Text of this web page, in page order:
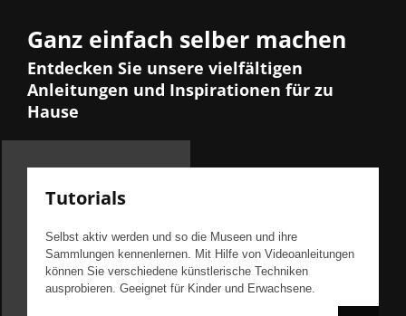
Ganz einfach selber machen
Entdecken Sie unsere vielfältigen
Anleitungen und Inspirationen für zu
Hause
Tutorials
Selbst aktiv werden und so die Museen und ihre
Sammlungen kennenlernen. Mit Hilfe von Videoanleitungen
können Sie verschiedene künstlerische Techniken
ausprobieren. Geeignet für Kinder und Erwachsene.